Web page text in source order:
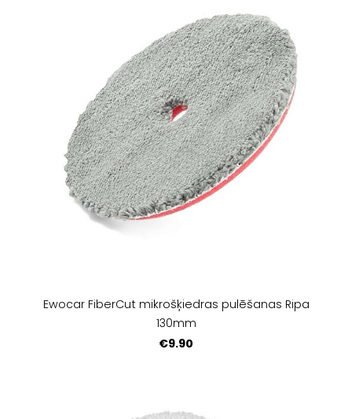
Ewocar FiberCut mikrošķiedras pulēšanas Ripa
130mm
€9.90